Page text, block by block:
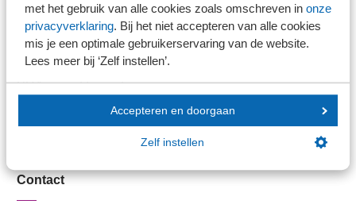
met het gebruik van alle cookies zoals omschreven in onze
privacyverklaring. Bij het niet accepteren van alle cookies
mis je een optimale gebruikerservaring van de website.
Lees meer bij ‘Zelf instellen’.
Accepteren en doorgaan
Zelf instellen
Handige links
Veilig bestanden delen
SRA-gecertificeerd
Lid worden
Contact